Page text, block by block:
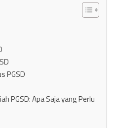
PGSD
PGSD: Apa Saja yang Perlu